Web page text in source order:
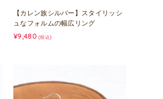
【カレン族シルバー】スタイリッシ
ュなフォルムの幅広リング
¥9,480 (税込)